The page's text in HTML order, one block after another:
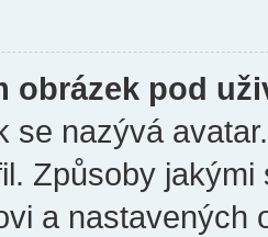
obrázek pod
se nazývá
Způsoby
a nastavených